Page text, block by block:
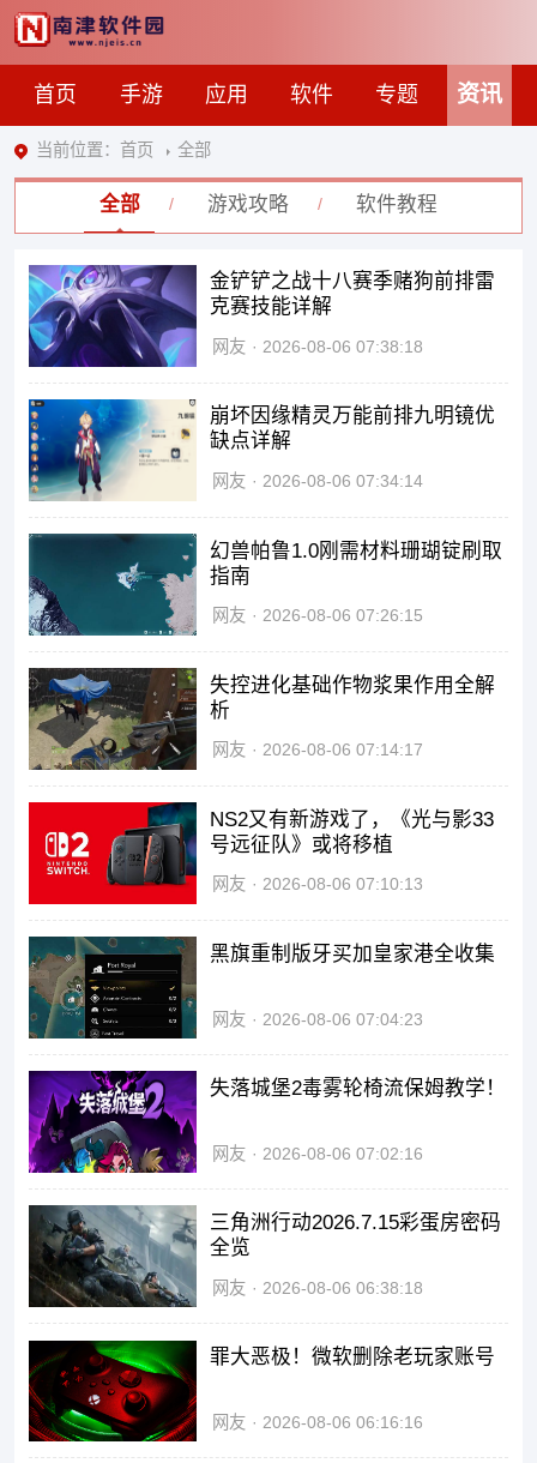
首页 手游 应用 软件 专题 资讯
当前位置： 首页 全部
全部 游戏攻略 软件教程
金铲铲之战十八赛季赌狗前排雷
克赛技能详解
网友 2026-08-06 07:38:18
崩坏因缘精灵万能前排九明镜优
缺点详解
网友 2026-08-06 07:34:14
幻兽帕鲁1.0刚需材料珊瑚锭刷取
指南
网友 2026-08-06 07:26:15
失控进化基础作物浆果作用全解
析
网友 2026-08-06 07:14:17
NS2又有新游戏了，《光与影33
号远征队》或将移植
网友 2026-08-06 07:10:13
黑旗重制版牙买加皇家港全收集
网友 2026-08-06 07:04:23
失落城堡2毒雾轮椅流保姆教学！
网友 2026-08-06 07:02:16
三角洲行动2026.7.15彩蛋房密码
全览
网友 2026-08-06 06:38:18
罪大恶极！微软删除老玩家账号
网友 2026-08-06 06:16:16